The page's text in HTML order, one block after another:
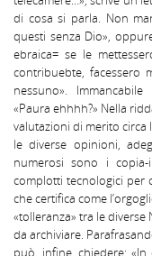
di cosa si parla. Non
questi senza Dio»,
ebraica= se le
contribuebte, facessero
nessuno».
«Paura ehhhh?» Nella
valutazioni di merito circa
le diverse opinioni,
numerosi sono i
complotti tecnologici per
che certifica come
«tolleranza» tra le diverse
da archiviare.
può, infine, chiedere: «In